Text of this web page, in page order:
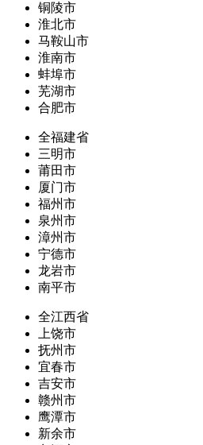
铜陵市
淮北市
马鞍山市
淮南市
蚌埠市
芜湖市
合肥市
全福建省
三明市
莆田市
厦门市
福州市
泉州市
漳州市
宁德市
龙岩市
南平市
全江西省
上饶市
抚州市
宜春市
吉安市
赣州市
鹰潭市
新余市